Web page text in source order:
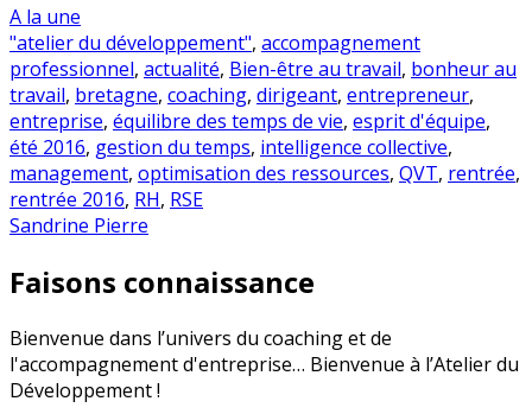
A la une
"atelier du développement", accompagnement
professionnel, actualité, Bien-être au travail, bonheur au
travail, bretagne, coaching, dirigeant, entrepreneur,
entreprise, équilibre des temps de vie, esprit d'équipe,
été 2016, gestion du temps, intelligence collective,
management, optimisation des ressources, QVT, rentrée,
rentrée 2016, RH, RSE
Sandrine Pierre
Faisons connaissance
Bienvenue dans l’univers du coaching et de
l'accompagnement d'entreprise… Bienvenue à l’Atelier du
Développement !